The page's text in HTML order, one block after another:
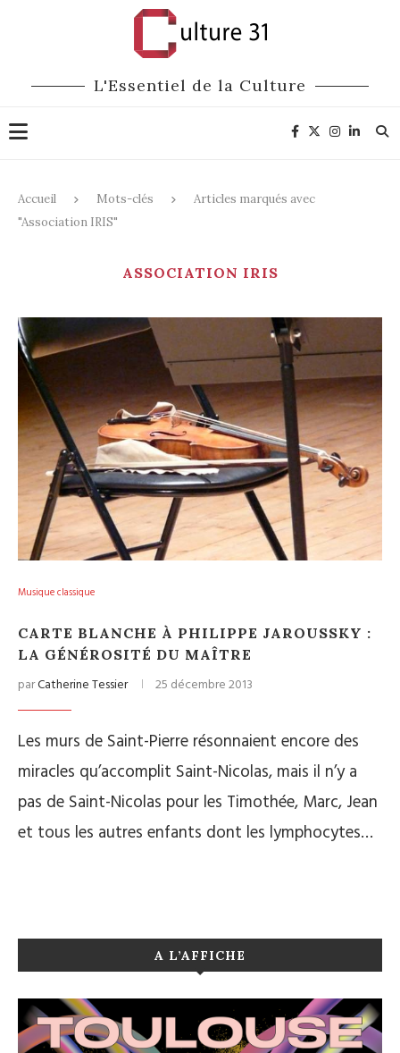
L'Essentiel de la Culture
Accueil Mots-clés
Articles marqués avec
"Association IRIS"
ASSOCIATION IRIS
Musique classique
CARTE BLANCHE À PHILIPPE JAROUSSKY :
LA GÉNÉROSITÉ DU MAÎTRE
parCatherine Tessier 25 décembre 2013
Les murs de Saint-Pierre résonnaient encore des
miracles qu’accomplit Saint-Nicolas, mais il n’y a
pas de Saint-Nicolas pour les Timothée, Marc, Jean
et tous les autres enfants dont les lymphocytes…
A L’AFFICHE